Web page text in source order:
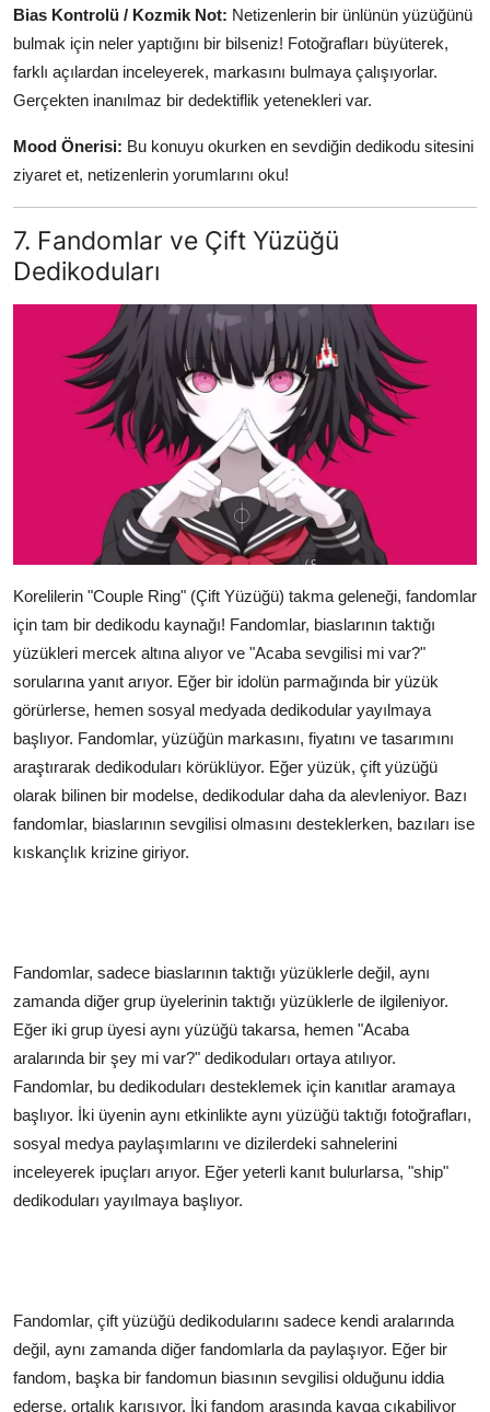
Bias Kontrolü / Kozmik Not: Netizenlerin bir ünlünün yüzüğünü
bulmak için neler yaptığını bir bilseniz! Fotoğrafları büyüterek,
farklı açılardan inceleyerek, markasını bulmaya çalışıyorlar.
Gerçekten inanılmaz bir dedektiflik yetenekleri var.
Mood Önerisi: Bu konuyu okurken en sevdiğin dedikodu sitesini
ziyaret et, netizenlerin yorumlarını oku!
7. Fandomlar ve Çift Yüzüğü
Dedikoduları
Korelilerin "Couple Ring" (Çift Yüzüğü) takma geleneği, fandomlar
için tam bir dedikodu kaynağı! Fandomlar, biaslarının taktığı
yüzükleri mercek altına alıyor ve "Acaba sevgilisi mi var?"
sorularına yanıt arıyor. Eğer bir idolün parmağında bir yüzük
görürlerse, hemen sosyal medyada dedikodular yayılmaya
başlıyor. Fandomlar, yüzüğün markasını, fiyatını ve tasarımını
araştırarak dedikoduları körüklüyor. Eğer yüzük, çift yüzüğü
olarak bilinen bir modelse, dedikodular daha da alevleniyor. Bazı
fandomlar, biaslarının sevgilisi olmasını desteklerken, bazıları ise
kıskançlık krizine giriyor.
Fandomlar, sadece biaslarının taktığı yüzüklerle değil, aynı
zamanda diğer grup üyelerinin taktığı yüzüklerle de ilgileniyor.
Eğer iki grup üyesi aynı yüzüğü takarsa, hemen "Acaba
aralarında bir şey mi var?" dedikoduları ortaya atılıyor.
Fandomlar, bu dedikoduları desteklemek için kanıtlar aramaya
başlıyor. İki üyenin aynı etkinlikte aynı yüzüğü taktığı fotoğrafları,
sosyal medya paylaşımlarını ve dizilerdeki sahnelerini
inceleyerek ipuçları arıyor. Eğer yeterli kanıt bulurlarsa, "ship"
dedikoduları yayılmaya başlıyor.
Fandomlar, çift yüzüğü dedikodularını sadece kendi aralarında
değil, aynı zamanda diğer fandomlarla da paylaşıyor. Eğer bir
fandom, başka bir fandomun biasının sevgilisi olduğunu iddia
ederse, ortalık karışıyor. İki fandom arasında kavga çıkabiliyor